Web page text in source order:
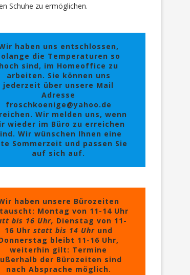
Schuhe zu ermöglichen.
haben uns entschlossen,
die Temperaturen so
hoch sind, im Homeoffice zu
arbeiten. Sie können uns
jederzeit über unsere Mail
Adresse
froschkoenige@yahoo.de
Wir melden uns, wenn
wieder im Büro zu erreichen
Wir wünschen Ihnen eine
Sommerzeit und passen Sie
auf sich auf.
haben unsere Bürozeiten
Montag von 11-14 Uhr
bis 16 Uhr, Dienstag von 11-
16 Uhr statt bis 14 Uhrund
bleibt 11-16 Uhr,
weiterhin gilt: Termine
der Bürozeiten sind
nach Absprache möglich.